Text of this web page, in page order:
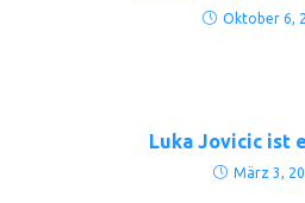
Oktober 6,
Luka Jovicic ist
März 3,